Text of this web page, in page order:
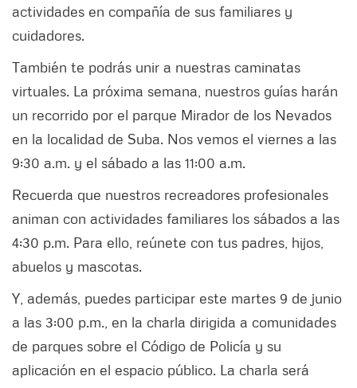
actividades en compañía de sus familiares y
cuidadores.
También te podrás unir a nuestras caminatas
virtuales. La próxima semana, nuestros guías harán
un recorrido por el parque Mirador de los Nevados
en la localidad de Suba. Nos vemos el viernes a las
9:30 a.m. y el sábado a las 11:00 a.m.
Recuerda que nuestros recreadores profesionales
animan con actividades familiares los sábados a las
4:30 p.m. Para ello, reúnete con tus padres, hijos,
abuelos y mascotas.
Y, además, puedes participar este martes 9 de junio
a las 3:00 p.m., en la charla dirigida a comunidades
de parques sobre el Código de Policía y su
aplicación en el espacio público. La charla será